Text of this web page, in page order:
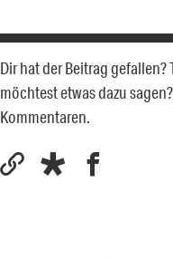
Dir hat der Beitrag
möchtest etwas dazu
Kommentaren.